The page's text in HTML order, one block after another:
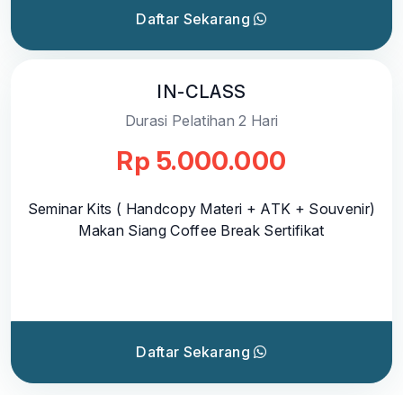
Daftar Sekarang
IN-CLASS
Durasi Pelatihan 2 Hari
Rp 5.000.000
Seminar Kits ( Handcopy Materi + ATK + Souvenir)
Makan Siang Coffee Break Sertifikat
Daftar Sekarang